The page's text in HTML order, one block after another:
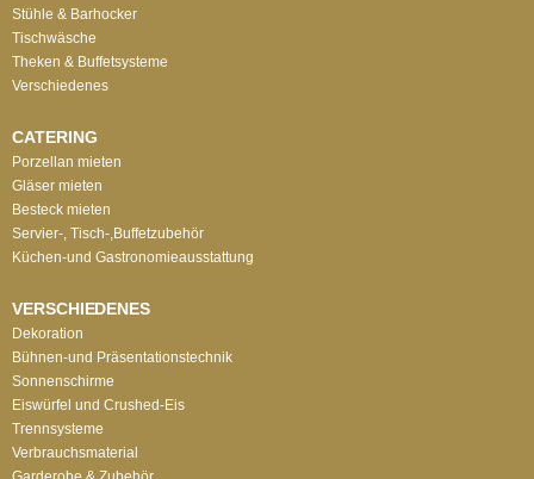
Stühle & Barhocker
Tischwäsche
Theken & Buffetsysteme
Verschiedenes
CATERING
Porzellan mieten
Gläser mieten
Besteck mieten
Servier-, Tisch-,Buffetzubehör
Küchen-und Gastronomieausstattung
VERSCHIEDENES
Dekoration
Bühnen-und Präsentationstechnik
Sonnenschirme
Eiswürfel und Crushed-Eis
Trennsysteme
Verbrauchsmaterial